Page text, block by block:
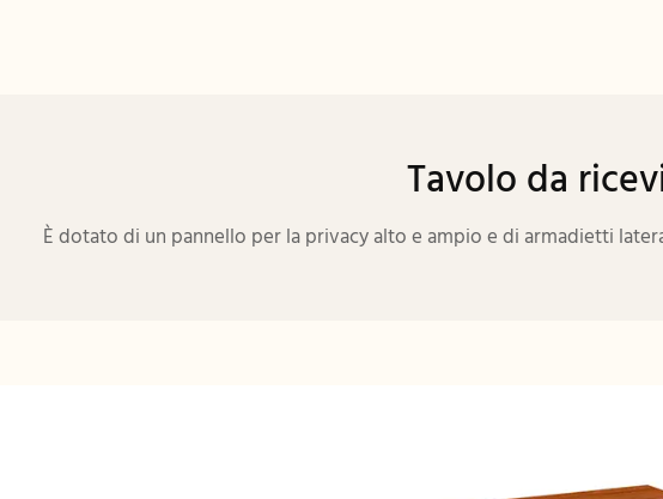
Tavolo da
È dotato di un pannello per la privacy alto e ampio e di armadietti